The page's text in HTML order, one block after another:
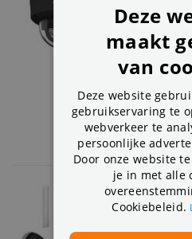
Zwart
Ultra HD
PoE AI,
531,19
Op voorraad
Nous W7
3mp
Deze
maakt
van
Deze website
gebruikservaring te
webverkeer te
persoonlijke
Door onze website
je in met alle
Cookiebeleid.